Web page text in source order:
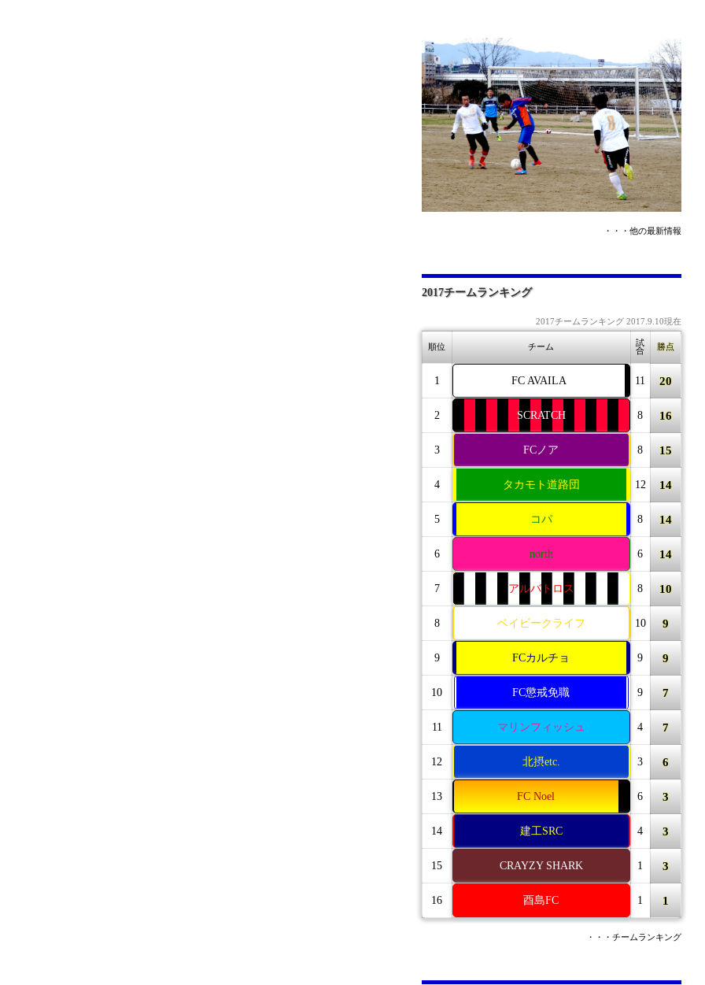
・・・他の最新情報
2017チームランキング
2017チームランキング 2017.9.10現在
順位 チーム
試
合
勝点
1 FC AVAILA 11 20
2 SCRATCH 8 16
3 FCノア 8 15
4 タカモト道路団 12 14
5 コパ 8 14
6 north 6 14
7 アルバトロス 8 10
8 ベイビークライフ 10 9
9 FCカルチョ 9 9
10 FC懲戒免職 9 7
11 マリンフィッシュ 4 7
12 北摂etc. 3 6
13 FC Noel 6 3
14 建工SRC 4 3
15 CRAYZY SHARK 1 3
16 酉島FC 1 1
・・・チームランキング